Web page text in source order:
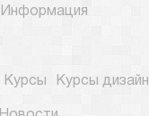
Информация
Курсы Курсы